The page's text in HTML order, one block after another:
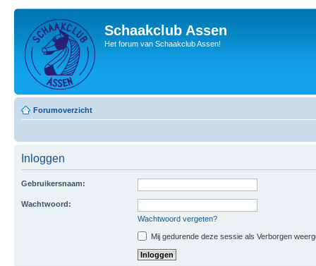
Schaakclub Assen
Het forum van Schaakclub Assen!
Forumoverzicht
Inloggen
Gebruikersnaam:
Wachtwoord:
Wachtwoord vergeten?
Mij gedurende deze sessie als Verborgen